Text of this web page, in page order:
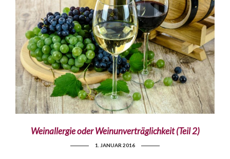
Weinallergie oder Weinunverträglichkeit (Teil 2)
1. JANUAR 2016